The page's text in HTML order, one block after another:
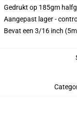
Gedrukt op 185gm
Aangepast lager -
Bevat een 3/16 inch